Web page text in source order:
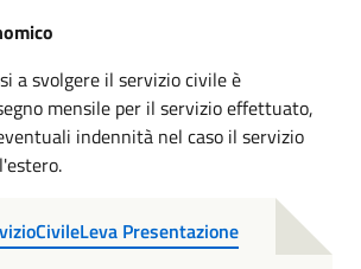
a svolgere il servizio civile è
mensile per il servizio effettuato,
indennità nel caso il servizio
Presentazione